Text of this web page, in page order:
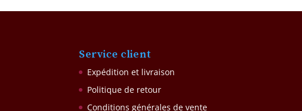
Service client
Expédition et livraison
Politique de retour
Conditions générales de vente